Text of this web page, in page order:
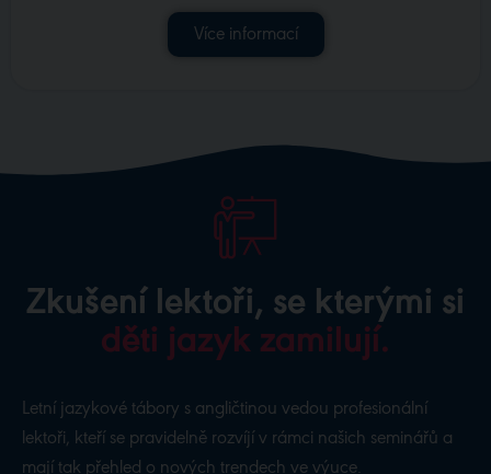
Více informací
Zkušení lektoři, se kterými si
děti jazyk zamilují.
Letní jazykové tábory s angličtinou vedou profesionální
lektoři, kteří se pravidelně rozvíjí v rámci našich seminářů a
mají tak přehled o nových trendech ve výuce.